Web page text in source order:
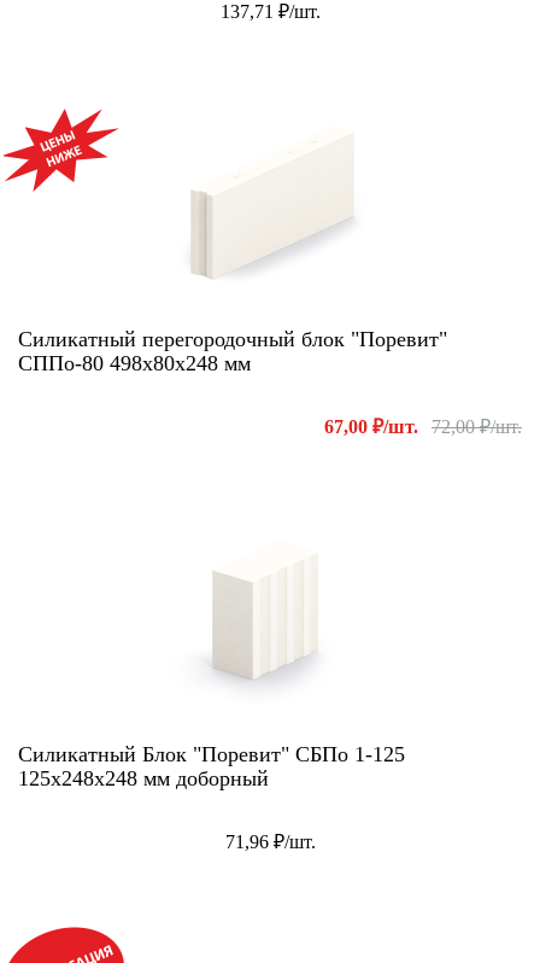
137,71 ₽/шт.
АКЦИЯ!
Силикатный перегородочный блок "Поревит"
СППо-80 498х80х248 мм
67,00 ₽/шт. 72,00 ₽/шт.
Силикатный Блок "Поревит" СБПо 1-125
125х248х248 мм доборный
71,96 ₽/шт.
АКЦИЯ!